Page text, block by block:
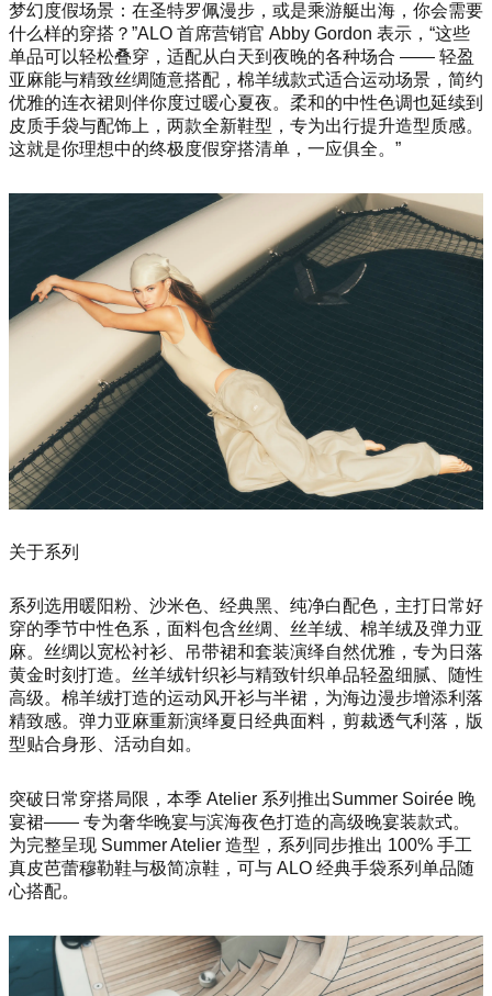
梦幻度假场景：在圣特罗佩漫步，或是乘游艇出海，你会需要
什么样的穿搭？”ALO 首席营销官 Abby Gordon 表示，“这些
单品可以轻松叠穿，适配从白天到夜晚的各种场合 —— 轻盈
亚麻能与精致丝绸随意搭配，棉羊绒款式适合运动场景，简约
优雅的连衣裙则伴你度过暖心夏夜。柔和的中性色调也延续到
皮质手袋与配饰上，两款全新鞋型，专为出行提升造型质感。
这就是你理想中的终极度假穿搭清单，一应俱全。”
关于系列
系列选用暖阳粉、沙米色、经典黑、纯净白配色，主打日常好
穿的季节中性色系，面料包含丝绸、丝羊绒、棉羊绒及弹力亚
麻。丝绸以宽松衬衫、吊带裙和套装演绎自然优雅，专为日落
黄金时刻打造。丝羊绒针织衫与精致针织单品轻盈细腻、随性
高级。棉羊绒打造的运动风开衫与半裙，为海边漫步增添利落
精致感。弹力亚麻重新演绎夏日经典面料，剪裁透气利落，版
型贴合身形、活动自如。
突破日常穿搭局限，本季 Atelier 系列推出Summer Soirée 晚
宴裙—— 专为奢华晚宴与滨海夜色打造的高级晚宴装款式。
为完整呈现 Summer Atelier 造型，系列同步推出 100% 手工
真皮芭蕾穆勒鞋与极简凉鞋，可与 ALO 经典手袋系列单品随
心搭配。